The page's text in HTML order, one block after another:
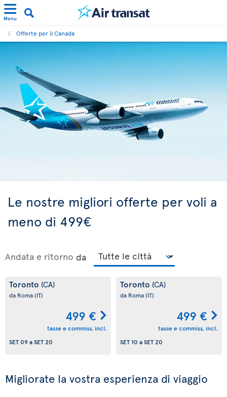
Menu
Offerte per il Canada
Le nostre migliori offerte per voli a
meno di 499€
Andata e ritorno da
Toronto (CA)
da Roma(IT)
499 €
tasse e commiss. incl.
SET 09aSET 20
Toronto (CA)
da Roma(IT)
499 €
tasse e commiss. incl.
SET 10 aSET 20
Migliorate la vostra esperienza di viaggio